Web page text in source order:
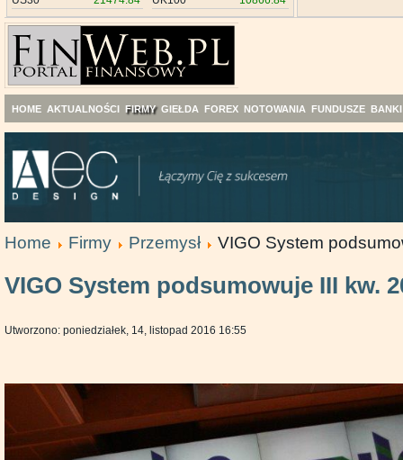
HOME AKTUALNOŚCI FIRMY GIEŁDA FOREX NOTOWANIA FUNDUSZE BANKI
Home Firmy Przemysł VIGO System
VIGO System podsumowuje III kw.
Utworzono: poniedziałek, 14, listopad 2016 16:55